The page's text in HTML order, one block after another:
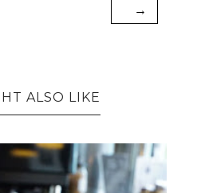
→
ALSO LIKE